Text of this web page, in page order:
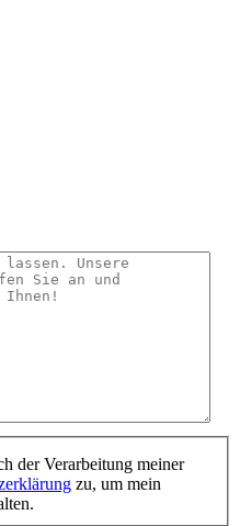
der Verarbeitung meiner
zu, um mein